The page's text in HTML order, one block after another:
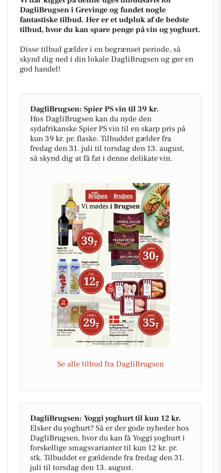
DagliBrugsen i Grevinge og fundet nogle
fantastiske tilbud. Her er et udpluk af de bedste
tilbud, hvor du kan spare penge på vin og yoghurt.
Disse tilbud gælder i en begrænset periode, så
skynd dig ned i din lokale DagliBrugsen og gør en
god handel!
DagliBrugsen: Spier PS vin til 39 kr.
Hos DagliBrugsen kan du nyde den
sydafrikanske Spier PS vin til en skarp pris på
kun 39 kr. pr. flaske. Tilbuddet gælder fra
fredag den 31. juli til torsdag den 13. august,
så skynd dig at få fat i denne delikate vin.
Se alle tilbud fra DagliBrugsen
DagliBrugsen: Yoggi yoghurt til kun 12 kr.
Elsker du yoghurt? Så er der gode nyheder hos
DagliBrugsen, hvor du kan få Yoggi yoghurt i
forskellige smagsvarianter til kun 12 kr. pr.
stk. Tilbuddet er gældende fra fredag den 31.
juli til torsdag den 13. august.